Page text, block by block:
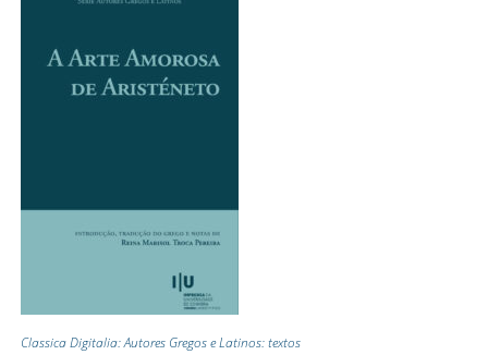
Classica Digitalia: Autores Gregos e Latinos: textos